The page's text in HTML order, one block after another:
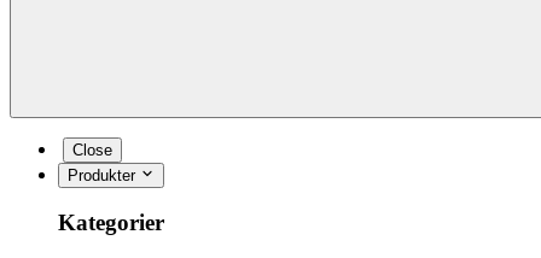
Close
Produkter
Kategorier